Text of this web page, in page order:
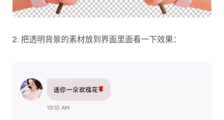
2. 把透明背景的素材放到界面里面看一下效果：